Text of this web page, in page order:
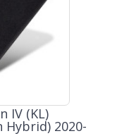
IV (KL)
2020-